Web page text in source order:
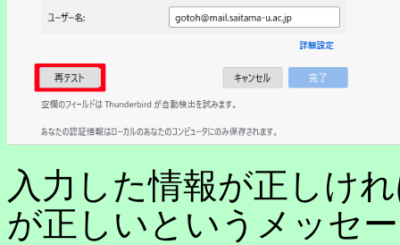
入力した情報が正しけ
が正しいというメッセ